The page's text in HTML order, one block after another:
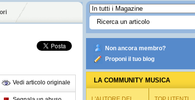
Vedi articolo originale
Non ancora membro?
Proponi il tuo blog
LA COMMUNITY MUSICA